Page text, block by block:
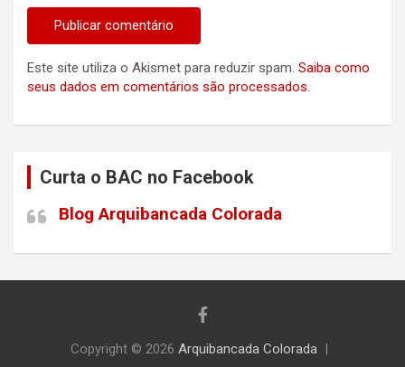
Este site utiliza o Akismet para reduzir spam. Saiba como
seus dados em comentários são processados.
Curta o BAC no Facebook
Blog Arquibancada Colorada
Copyright © 2026 Arquibancada Colorada